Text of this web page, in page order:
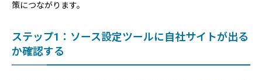
策につながります。
ステップ1：ソース設定ツールに自社サイトが出る
か確認する